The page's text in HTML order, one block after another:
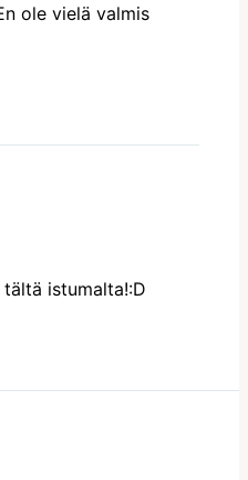
ole vielä valmis
istumalta!:D